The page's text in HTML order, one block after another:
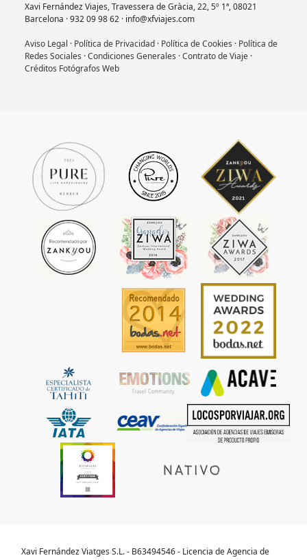
Xavi Fernández Viajes, Travessera de Gràcia, 22, 5º 1ª, 08021
Barcelona · 932 09 98 62 · info@xfviajes.com
Aviso Legal · Política de Privacidad· Política de Cookies · Política de
Redes Sociales ·Condiciones Generales ·Contrato de Viaje·
Créditos Fotógrafos Web
Xavi Fernández Viatges S.L. - B63494546 - Licencia de Agencia de